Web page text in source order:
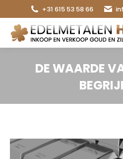
+31 615 53 58 66
DE WAARDE